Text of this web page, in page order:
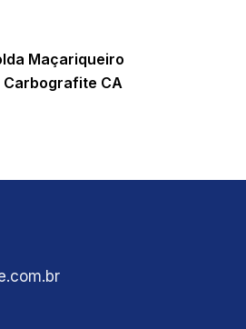
Maçariqueiro
Carbografite CA